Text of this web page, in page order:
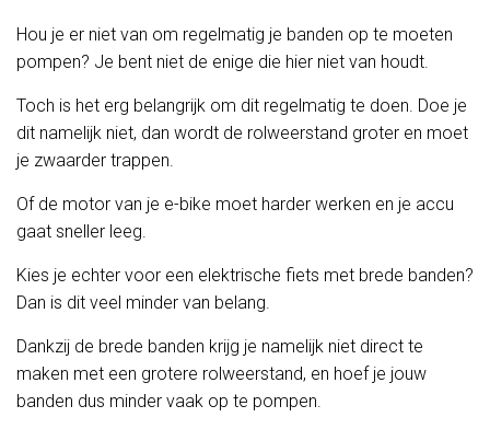
Hou je er niet van om regelmatig je banden op te moeten
pompen? Je bent niet de enige die hier niet van houdt.
Toch is het erg belangrijk om dit regelmatig te doen. Doe je
dit namelijk niet, dan wordt de rolweerstand groter en moet
je zwaarder trappen.
Of de motor van je e-bike moet harder werken en je accu
gaat sneller leeg.
Kies je echter voor een elektrische fiets met brede banden?
Dan is dit veel minder van belang.
Dankzij de brede banden krijg je namelijk niet direct te
maken met een grotere rolweerstand, en hoef je jouw
banden dus minder vaak op te pompen.